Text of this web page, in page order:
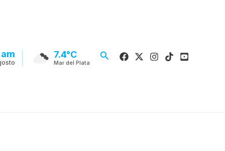
7.4°C
Mar del Plata
Buscar